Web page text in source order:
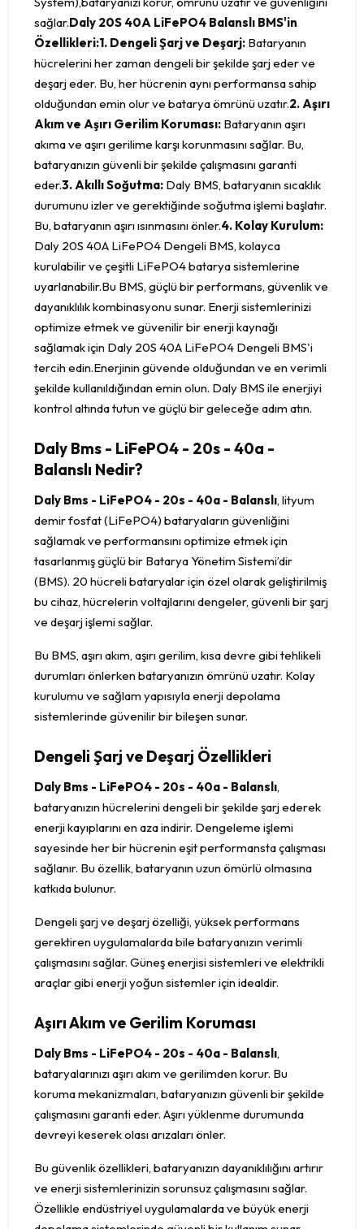
sağlar.Daly 20S 40A LiFePO4 Balanslı BMS'in
Özellikleri:1. Dengeli Şarj ve Deşarj: Bataryanın
hücrelerini her zaman dengeli bir şekilde şarj eder ve
deşarj eder. Bu, her hücrenin aynı performansa sahip
olduğundan emin olur ve batarya ömrünü uzatır.2. Aşırı
Akım ve Aşırı Gerilim Koruması: Bataryanın aşırı
akıma ve aşırı gerilime karşı korunmasını sağlar. Bu,
bataryanızın güvenli bir şekilde çalışmasını garanti
eder.3. Akıllı Soğutma: Daly BMS, bataryanın sıcaklık
durumunu izler ve gerektiğinde soğutma işlemi başlatır.
Bu, bataryanın aşırı ısınmasını önler.4. Kolay Kurulum:
Daly 20S 40A LiFePO4 Dengeli BMS, kolayca
kurulabilir ve çeşitli LiFePO4 batarya sistemlerine
uyarlanabilir.Bu BMS, güçlü bir performans, güvenlik ve
dayanıklılık kombinasyonu sunar. Enerji sistemlerinizi
optimize etmek ve güvenilir bir enerji kaynağı
sağlamak için Daly 20S 40A LiFePO4 Dengeli BMS'i
tercih edin.Enerjinin güvende olduğundan ve en verimli
şekilde kullanıldığından emin olun. Daly BMS ile enerjiyi
kontrol altında tutun ve güçlü bir geleceğe adım atın.
Daly Bms - LiFePO4 - 20s - 40a -
Balanslı Nedir?
Daly Bms - LiFePO4 - 20s - 40a - Balanslı, lityum
demir fosfat (LiFePO4) bataryaların güvenliğini
sağlamak ve performansını optimize etmek için
tasarlanmış güçlü bir Batarya Yönetim Sistemi’dir
(BMS). 20 hücreli bataryalar için özel olarak geliştirilmiş
bu cihaz, hücrelerin voltajlarını dengeler, güvenli bir şarj
ve deşarj işlemi sağlar.
Bu BMS, aşırı akım, aşırı gerilim, kısa devre gibi tehlikeli
durumları önlerken bataryanızın ömrünü uzatır. Kolay
kurulumu ve sağlam yapısıyla enerji depolama
sistemlerinde güvenilir bir bileşen sunar.
Dengeli Şarj ve Deşarj Özellikleri
Daly Bms - LiFePO4 - 20s - 40a - Balanslı,
bataryanızın hücrelerini dengeli bir şekilde şarj ederek
enerji kayıplarını en aza indirir. Dengeleme işlemi
sayesinde her bir hücrenin eşit performansta çalışması
sağlanır. Bu özellik, bataryanın uzun ömürlü olmasına
katkıda bulunur.
Dengeli şarj ve deşarj özelliği, yüksek performans
gerektiren uygulamalarda bile bataryanızın verimli
çalışmasını sağlar. Güneş enerjisi sistemleri ve elektrikli
araçlar gibi enerji yoğun sistemler için idealdir.
Aşırı Akım ve Gerilim Koruması
Daly Bms - LiFePO4 - 20s - 40a - Balanslı,
bataryalarınızı aşırı akım ve gerilimden korur. Bu
koruma mekanizmaları, bataryanızın güvenli bir şekilde
çalışmasını garanti eder. Aşırı yüklenme durumunda
devreyi keserek olası arızaları önler.
Bu güvenlik özellikleri, bataryanızın dayanıklılığını artırır
ve enerji sistemlerinizin sorunsuz çalışmasını sağlar.
Özellikle endüstriyel uygulamalarda ve büyük enerji